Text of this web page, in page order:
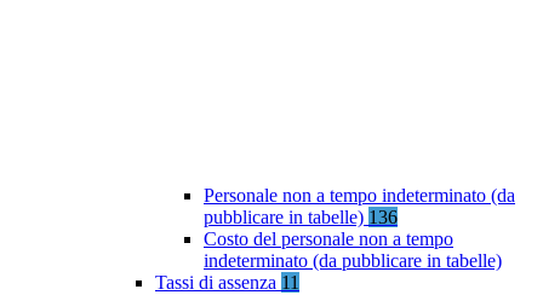
Personale non a tempo indeterminato (da
pubblicare in tabelle) 136
Costo del personale non a tempo
indeterminato (da pubblicare in tabelle)
Tassi di assenza 11